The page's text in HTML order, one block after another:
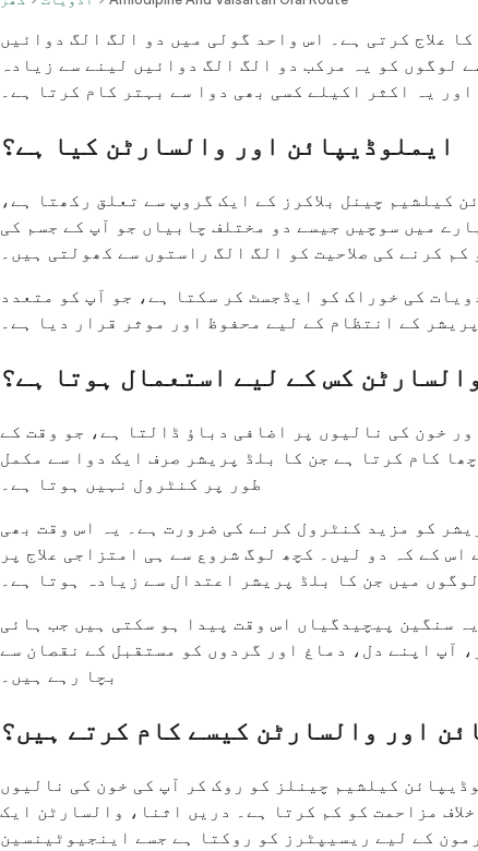
علاج کرتی ہے۔ اس واحد گولی میں دو الگ الگ دوائیں
لوگوں کو یہ مرکب دو الگ الگ دوائیں لینے سے زیادہ
یہ اکثر اکیلے کسی بھی دوا سے بہتر کام کرتا ہے۔
ایملوڈیپائن اور والسارٹن کیا ہے؟
کیلشیم چینل بلاکرز کے ایک گروپ سے تعلق رکھتا ہے،
میں سوچیں جیسے دو مختلف چابیاں جو آپ کے جسم کی
کم کرنے کی صلاحیت کو الگ الگ راستوں سے کھولتی ہیں۔
کی خوراک کو ایڈجسٹ کر سکتا ہے، جو آپ کو متعدد
کے انتظام کے لیے محفوظ اور موثر قرار دیا ہے۔
کس کے لیے استعمال ہوتا ہے؟
خون کی نالیوں پر اضافی دباؤ ڈالتا ہے، جو وقت کے
کام کرتا ہے جن کا بلڈ پریشر صرف ایک دوا سے مکمل
طور پر کنٹرول نہیں ہوتا ہے۔
کو مزید کنٹرول کرنے کی ضرورت ہے۔ یہ اس وقت بھی
کے کہ دو لیں۔ کچھ لوگ شروع سے ہی امتزاجی علاج پر
میں جن کا بلڈ پریشر اعتدال سے زیادہ ہوتا ہے۔
سنگین پیچیدگیاں اس وقت پیدا ہو سکتی ہیں جب ہائی
آپ اپنے دل، دماغ اور گردوں کو مستقبل کے نقصان سے
بچا رہے ہیں۔
اور والسارٹن کیسے کام کرتے ہیں؟
کیلشیم چینلز کو روک کر آپ کی خون کی نالیوں
مزاحمت کو کم کرتا ہے۔ دریں اثنا، والسارٹن ایک